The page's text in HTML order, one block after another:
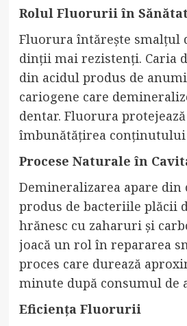
Rolul Fluorurii în
Fluorura întărește smalțul
dinții mai rezistenți. Caria
din acidul produs de
cariogene care
dentar. Fluorura
îmbunătățirea
Procese Naturale în
Demineralizarea apare din
produs de bacteriile plăcii
hrănesc cu zaharuri și
joacă un rol în repararea
proces care durează
minute după consumul de
Eficiența Fluorurii